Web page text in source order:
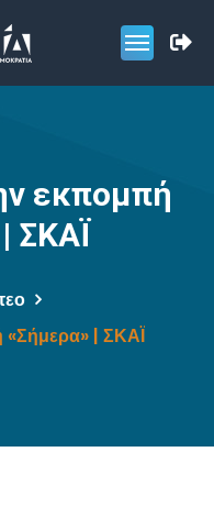
εκπομπή
ΣΚΑΪ
«Σήμερα» | ΣΚΑΪ